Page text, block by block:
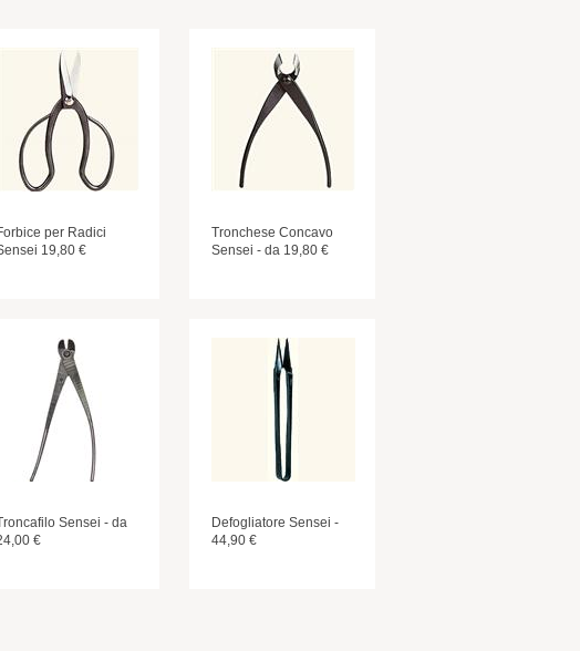
per Radici
19,80 €
Tronchese Concavo
Sensei - da 19,80 €
Sensei - da
€
Defogliatore Sensei -
44,90 €